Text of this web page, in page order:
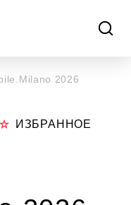
2026
ИЗБРАННОЕ